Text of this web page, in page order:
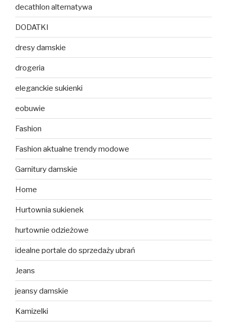
decathlon alternatywa
DODATKI
dresy damskie
drogeria
eleganckie sukienki
eobuwie
Fashion
Fashion aktualne trendy modowe
Garnitury damskie
Home
Hurtownia sukienek
hurtownie odzieżowe
idealne portale do sprzedaży ubrań
Jeans
jeansy damskie
Kamizelki